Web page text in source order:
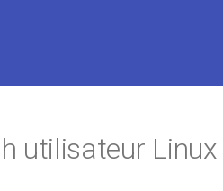
utilisateur Linux